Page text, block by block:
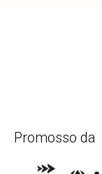
Promosso da